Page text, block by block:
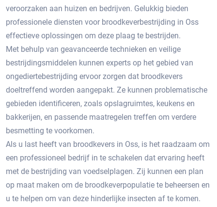
veroorzaken aan huizen en bedrijven.​ Gelukkig bieden
professionele diensten voor broodkeverbestrijding in Oss
effectieve oplossingen om deze plaag te bestrijden.
Met behulp van geavanceerde technieken en veilige
bestrijdingsmiddelen kunnen experts op het gebied van
ongediertebestrijding ervoor zorgen dat broodkevers
doeltreffend worden aangepakt. Ze kunnen problematische
gebieden identificeren, zoals opslagruimtes, keukens en
bakkerijen, en passende maatregelen treffen om verdere
besmetting te voorkomen.​
Als u last heeft van broodkevers in Oss, is het raadzaam om
een professioneel bedrijf in te schakelen dat ervaring heeft
met de bestrijding van voedselplagen.​ Zij kunnen een plan
op maat maken om de broodkeverpopulatie te beheersen en
u te helpen om van deze hinderlijke insecten af te komen.​